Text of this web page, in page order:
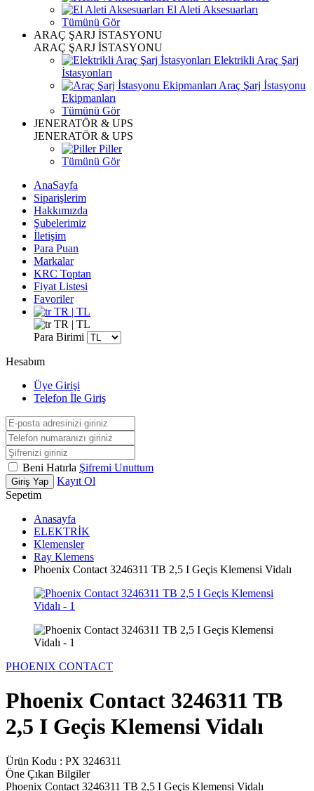
El Aleti Aksesuarları
Tümünü Gör
ARAÇ ŞARJ İSTASYONU
ARAÇ ŞARJ İSTASYONU
Elektrikli Araç Şarj
İstasyonları
Araç Şarj İstasyonu
Ekipmanları
Tümünü Gör
JENERATÖR & UPS
JENERATÖR & UPS
Piller
Tümünü Gör
AnaSayfa
Siparişlerim
Hakkımızda
Şubelerimiz
İletişim
Para Puan
Markalar
KRC Toptan
Fiyat Listesi
Favoriler
TR | TL
TR | TL
Para Birimi
Hesabım
Üye Girişi
Telefon İle Giriş
Beni Hatırla Şifremi Unuttum
Giriş Yap
Kayıt Ol
Sepetim
Anasayfa
ELEKTRİK
Klemensler
Ray Klemens
Phoenix Contact 3246311 TB 2,5 I Geçis Klemensi Vidalı
PHOENIX CONTACT
Phoenix Contact 3246311 TB
2,5 I Geçis Klemensi Vidalı
Ürün Kodu : PX 3246311
Öne Çıkan Bilgiler
Phoenix Contact 3246311 TB 2,5 I Geçis Klemensi Vidalı